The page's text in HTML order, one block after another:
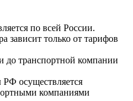
по всей России.
зависит только от тарифов
до транспортной компании
РФ осуществляется
компаниями